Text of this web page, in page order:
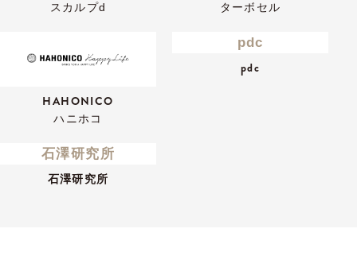
スカルプd ターボセル
HAHONICO
ハニホコ
pdc
pdc
石澤研究所
石澤研究所